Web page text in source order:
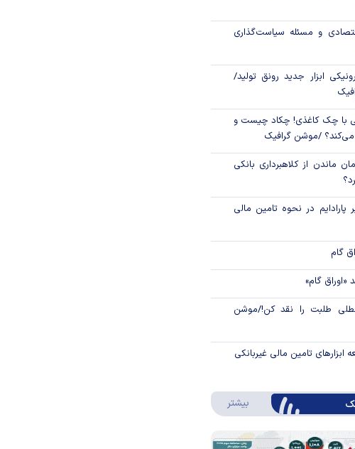
کارت‌های بازرگانی
چگونه معادلات نظام
داد؟
و مسئله سیاست‌گذاری
ابزار جدید رونق تولید/
با چک کاغذی! چکاد چیست و
می‌کند؟ /موشن گرافیک
ماندن از کلاهبرداری بانکی
پارادایم در نحوه تامین مالی
گام
گام»
طلبت را نقد کن!/موشن
ابزارهای تامین مالی غیربانکی
بیشتر درباره اینفوگرافیک